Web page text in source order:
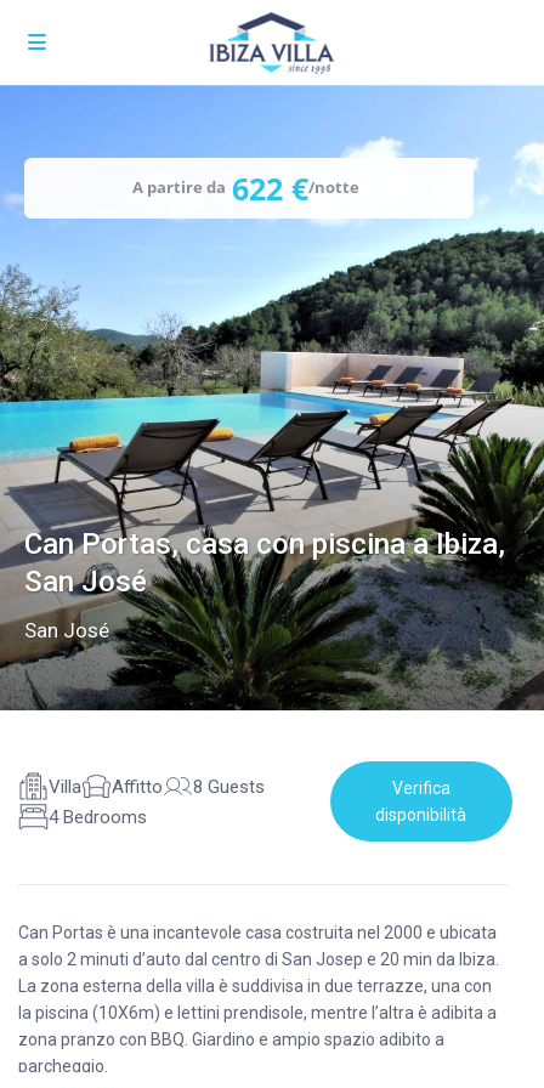
Can Portas, casa con piscina a Ibiza,
San José
San José
622 €
Villa Affitto
8 Guests
4 Bedrooms
Verifica
disponibilità
Can Portas è una incantevole casa costruita nel 2000 e ubicata
a solo 2 minuti d’auto dal centro di San Josep e 20 min da Ibiza.
La zona esterna della villa è suddivisa in due terrazze, una con
la piscina (10X6m) e lettini prendisole, mentre l’altra è adibita a
zona pranzo con BBQ. Giardino e ampio spazio adibito a
parcheggio.